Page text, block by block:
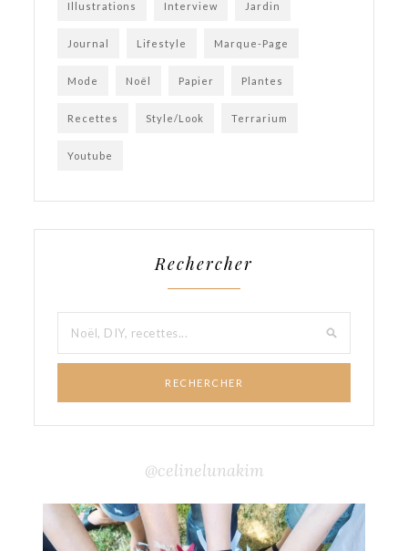
Illustrations Interview Jardin
Journal Lifestyle Marque-Page
Mode Noël Papier Plantes
Recettes Style/Look Terrarium
Youtube
Rechercher
RECHERCHER
@celinelunakim